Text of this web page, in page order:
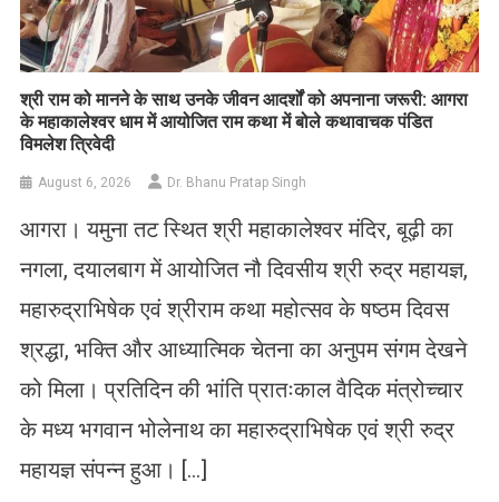
​श्री राम को मानने के साथ उनके जीवन आदर्शों को अपनाना जरूरी: आगरा
के महाकालेश्वर धाम में आयोजित राम कथा में बोले कथावाचक पंडित
विमलेश त्रिवेदी
August 6, 2026 Dr. Bhanu Pratap Singh
आगरा। यमुना तट स्थित श्री महाकालेश्वर मंदिर, बूढ़ी का
नगला, दयालबाग में आयोजित नौ दिवसीय श्री रुद्र महायज्ञ,
महारुद्राभिषेक एवं श्रीराम कथा महोत्सव के षष्ठम दिवस
श्रद्धा, भक्ति और आध्यात्मिक चेतना का अनुपम संगम देखने
को मिला। प्रतिदिन की भांति प्रातःकाल वैदिक मंत्रोच्चार
के मध्य भगवान भोलेनाथ का महारुद्राभिषेक एवं श्री रुद्र
महायज्ञ संपन्न हुआ। […]